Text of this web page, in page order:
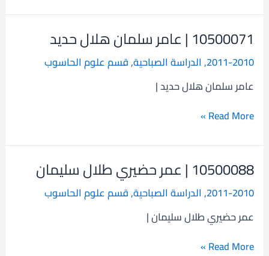
10500071 | عامر سلمان هلال حديد
2011-2010
, الدراسة الصباحية,قسم علوم الحاسوب
عامر سلمان هلال حديد |
10500071
عامر
سلمان
هلال
حديد
Read More »
10500088 | عمر حضيري طلال سليمان
2011-2010
, الدراسة الصباحية,قسم علوم الحاسوب
عمر حضيري طلال سليمان |
10500088
عمر
حضيري
طلال
سليمان
Read More »